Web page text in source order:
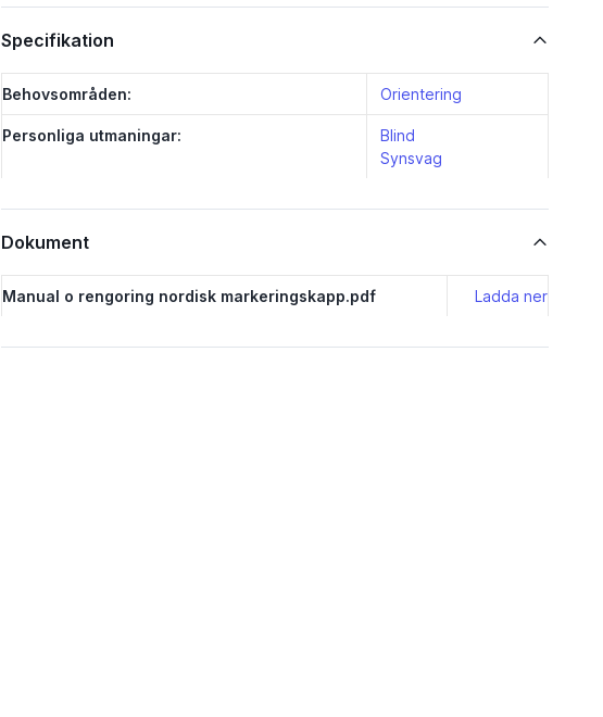
Specifikation
Behovsområden: Orientering
Personliga utmaningar:
Blind
Synsvag
Dokument
Manual o rengoring nordisk markeringskapp.pdf Ladda ner